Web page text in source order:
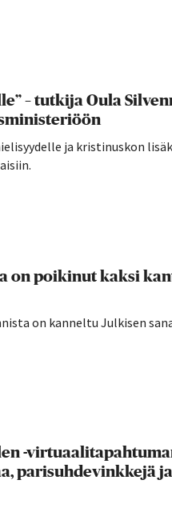
– tutkija Oula
ja kristinuskon
on poikinut kaksi
on kanneltu Julkisen
-
parisuhdevinkkejä